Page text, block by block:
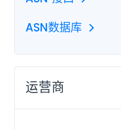
ASN数据库
运营商